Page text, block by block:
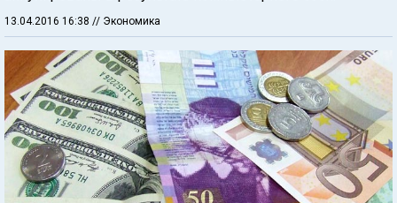
13.04.2016 16:38 // Экономика